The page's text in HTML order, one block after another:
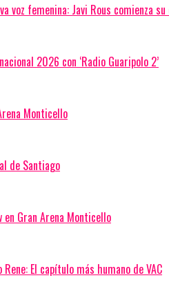
voz femenina: Javi Rous comienza
2026 con ‘Radio Guaripolo 2’
Monticello
de Santiago
en Gran Arena Monticello
El capítulo más humano de VAC